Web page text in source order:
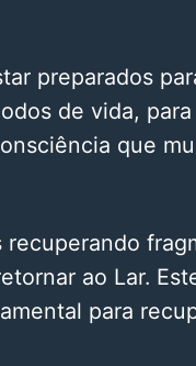
preparados
de vida,
que
ao Lar.
para